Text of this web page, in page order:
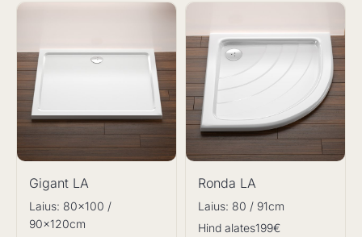
Gigant LA
Laius: 80x100 /
90x120cm
Ronda LA
Laius: 80 / 91cm
Hind alates199€